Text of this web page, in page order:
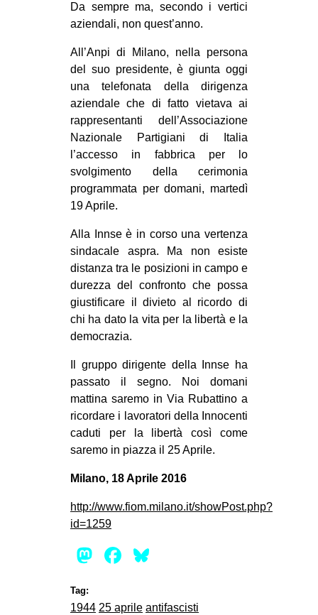
EUROPA
MONDO
EVENTI
in
Fb
tw
ms
SEARCH
Da sempre ma, secondo i vertici
aziendali, non quest’anno.
All’Anpi di Milano, nella persona
del suo presidente, è giunta oggi
una telefonata della dirigenza
aziendale che di fatto vietava ai
rappresentanti dell’Associazione
Nazionale Partigiani di Italia
l’accesso in fabbrica per lo
svolgimento della cerimonia
programmata per domani, martedì
19 Aprile.
Alla Innse è in corso una vertenza
sindacale aspra. Ma non esiste
distanza tra le posizioni in campo e
durezza del confronto che possa
giustificare il divieto al ricordo di
chi ha dato la vita per la libertà e la
democrazia.
Il gruppo dirigente della Innse ha
passato il segno. Noi domani
mattina saremo in Via Rubattino a
ricordare i lavoratori della Innocenti
caduti per la libertà così come
saremo in piazza il 25 Aprile.
Milano, 18 Aprile 2016
http://www.fiom.milano.it/showPost.php?
id=1259
Mastodon
Facebook
Tag:
1944 25 aprile antifascisti